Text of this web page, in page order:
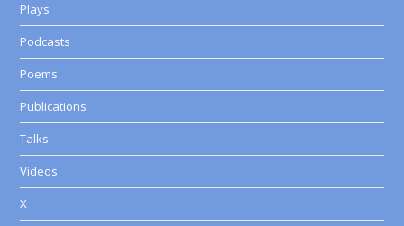
Plays
Podcasts
Poems
Publications
Talks
Videos
X